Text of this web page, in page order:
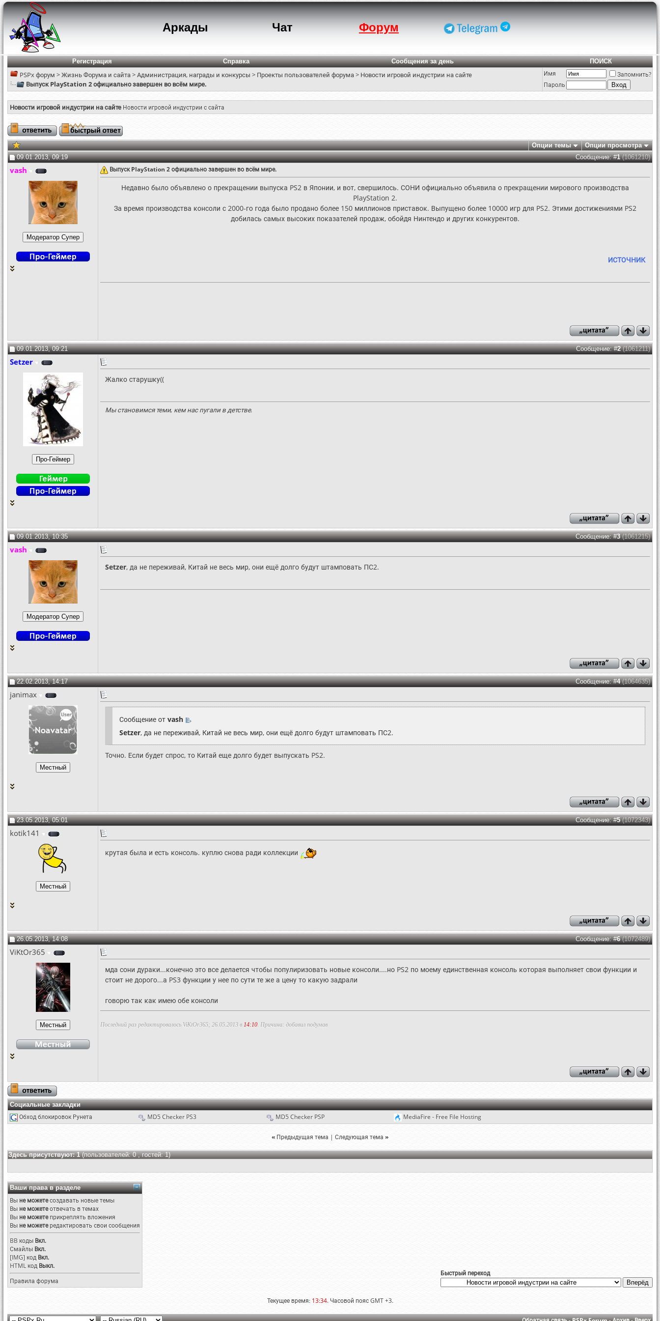
Аркады Чат Форум
Регистрация Справка Сообщения за день ПОИСК
PSPx форум >Жизнь Форума и сайта>Администрация, награды и конкурсы > Проекты пользователей форума> Новости игровой индустрии на сайте
Выпуск PlayStation 2 официально завершен во всём мире.
Имя
Запомнить?
Пароль
Новости игровой индустрии на сайтеНовости игровой индустрии с сайта
Опции темы
Опции просмотра
09.01.2013, 09:19
Сообщение: #1(1061210)
vash Выпуск PlayStation 2 официально завершен во всём мире.
Недавно было объявлено о прекращении выпуска PS2 в Японии, и вот, свершилось. СОНИ официально объявила о прекращении мирового производства
PlayStation 2.
За время производства консоли с 2000-го года было продано более 150 миллионов приставок. Выпущено более 10000 игр для PS2. Этими достижениями PS2
добилась самых высоких показателей продаж, обойдя Нинтендо и других конкурентов.
ИСТОЧНИК
09.01.2013, 09:21 Сообщение: #2(1061211)
Setzer
Жалко старушку((
Мы становимся теми, кем нас пугали в детстве.
09.01.2013, 10:35 Сообщение: #3(1061215)
vash
Setzer, да не переживай, Китай не весь мир, они ещё долго будут штамповать ПС2.
22.02.2013, 14:17 Сообщение: #4(1064635)
janimax
Сообщение от vash
Setzer, да не переживай, Китай не весь мир, они ещё долго будут штамповать ПС2.
Точно. Если будет спрос, то Китай еще долго будет выпускать PS2.
23.05.2013, 05:01 Сообщение: #5(1072343)
kotik141
крутая была и есть консоль. куплю снова ради коллекции
26.05.2013, 14:08 Сообщение: #6(1072489)
ViKtOr365
мда сони дураки...конечно это все делается чтобы популиризовать новые консоли....но PS2 по моему единственная консоль которая выполняет свои функции и
стоит не дорого...а PS3 функции у нее по сути те же а цену то какую задрали
говорю так как имею обе консоли
Последний раз редактировалось ViKtOr365; 26.05.2013 в 14:10. Причина: добавил подумав
Социальные закладки
Обход блокировок Рунета MD5 Checker PS3 MD5 Checker PSP MediaFire - Free File Hosting
« Предыдущая тема | Следующая тема »
Здесь присутствуют: 1(пользователей: 0 , гостей: 1)
Ваши права в разделе
Вы не можетесоздавать новые темы
Вы не можетеотвечать в темах
Вы не можетеприкреплять вложения
Вы не можетередактировать свои сообщения
BB коды Вкл.
Смайлы Вкл.
[IMG] код Вкл.
HTML код Выкл.
Правила форума
Быстрый переход
Текущее время: 13:34. Часовой пояс GMT +3.